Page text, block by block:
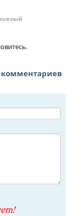
комментариев